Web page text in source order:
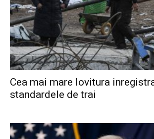
Cea mai mare lovitura
standardele de trai